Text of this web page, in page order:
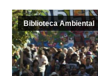
Biblioteca Ambiental